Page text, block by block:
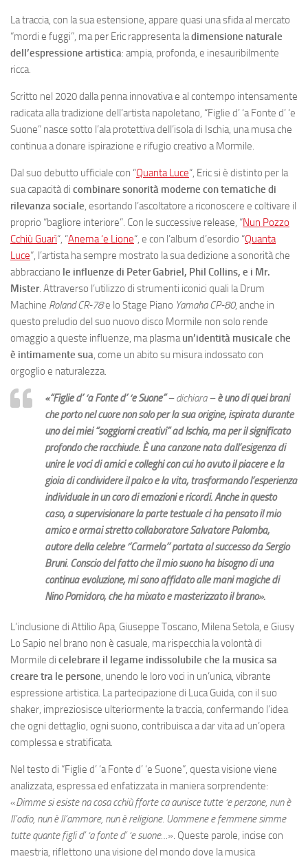
La traccia, con la sua estensione, appare quasi una sfida al mercato
“mordi e fuggi”, ma per Eric rappresenta ladimensione naturale
dell’espressione artistica: ampia, profonda, e inesauribilmente
ricca.
Scritto nel 2020 dalla penna innovativa e al contempo intensamente
radicata alla tradizione dell’artista napoletano, “Figlie d’ ‘a Fonte d’ ‘e
Suone” nasce sotto l’ala protettiva dell’isola di Ischia, una musa che
continua a donare ispirazione e rifugio creativo a Mormile.
Dal suo debutto ufficiale con “Quanta Luce“, Eric si è distinto per la
sua capacità di combinare sonorità moderne con tematiche di
rilevanza sociale, esortando l’ascoltatore a riconoscere e coltivare il
proprio “bagliore interiore”​​. Con le successive release, “Nun Pozzo
Cchiù Guarì“, “Anema ‘e Lione“, e con l’album d’esordio “Quanta
Luce“, l’artista ha sempre mostrato la sua dedizione a sonorità che
abbracciano le influenze di Peter Gabriel, Phil Collins, e i Mr.
Mister. Attraverso l’utilizzo di strumenti iconici quali la Drum
Machine Roland CR-78e lo Stage Piano Yamaha CP-80, anche in
questo preludio del suo nuovo disco Mormile non solo rende
omaggio a queste influenze, ma plasmaun’identità musicale che
è intimamente sua, come un abito su misura indossato con
orgoglio e naturalezza.
«“Figlie d’ ‘a Fonte d’ ‘e Suone”– dichiara –è uno di quei brani
che porto nel cuore non solo per la sua origine, ispirata durante
uno dei miei “soggiorni creativi” ad Ischia, ma per il significato
profondo che racchiude. È una canzone nata dall’esigenza di
unire le voci di amici e colleghi con cui ho avuto il piacere e la
gioia di condividere il palco e la vita, trasformando l’esperienza
individuale in un coro di emozioni e ricordi. Anche in questo
caso, a supervisionare la parte testuale ci ha pensato il mio
amico e ormai stretto collaboratore Salvatore Palomba,
autore della celebre ‘’Carmela’’ portata al successo da Sergio
Bruni. Conscio del fatto che il mio suono ha bisogno di una
continua evoluzione, mi sono affidato alle mani magiche di
Nino Pomidoro, che ha mixato e masterizzato il brano».
L’inclusione di Attilio Apa, Giuseppe Toscano, Milena Setola, e Giusy
Lo Sapio nel brano non è casuale, ma rispecchia la volontà di
Mormile di celebrare il legame indissolubile che la musica sa
creare tra le persone, unendo le loro voci in un’unica, vibrante
espressione artistica. La partecipazione di Luca Guida, con il suo
shaker, impreziosisce ulteriormente la traccia, confermando l’idea
che ogni dettaglio, ogni suono, contribuisca a dar vita ad un’opera
complessa e stratificata.
Nel testo di “Figlie d’ ‘a Fonte d’ ‘e Suone”, questa visione viene
analizzata, espressa ed enfatizzata in maniera sorprendente:
«Dimme si esiste na cosa cchiù fforte ca aunisce tutte ‘e perzone, nun è
ll’odio, nun è ll’ammore, nun è religione. Uommene e femmene simme
tutte quante figli d’ ‘a fonte d’ ‘e suone…». Queste parole, incise con
maestria, riflettono una visione del mondo dove la musica